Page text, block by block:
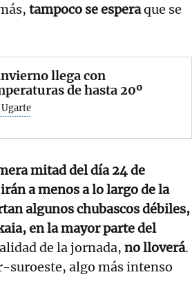
tampoco se esperaque se
llega con
de hasta 20º
mitad del día 24 de
a menos a lo largo de la
algunos chubascos débiles,
en la mayor parte del
de la jornada, no lloverá.
suroeste, algo más intenso